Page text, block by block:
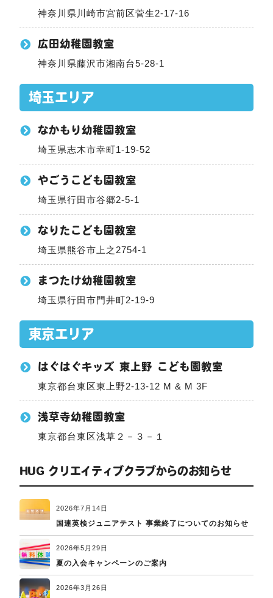
神奈川県川崎市宮前区菅生2-17-16
広田幼稚園教室
神奈川県藤沢市湘南台5-28-1
埼玉エリア
なかもり幼稚園教室
埼玉県志木市幸町1-19-52
やごうこども園教室
埼玉県行田市谷郷2-5-1
なりたこども園教室
埼玉県熊谷市上之2754-1
まつたけ幼稚園教室
埼玉県行田市門井町2-19-9
東京エリア
はぐはぐキッズ 東上野 こども園教室
東京都台東区東上野2-13-12 M & M 3F
浅草寺幼稚園教室
東京都台東区浅草２－３－１
HUG クリエイティブクラブからのお知らせ
2026年7月14日
国連英検ジュニアテスト 事業終了についてのお知らせ
2026年5月29日
夏の入会キャンペーンのご案内
2026年3月26日